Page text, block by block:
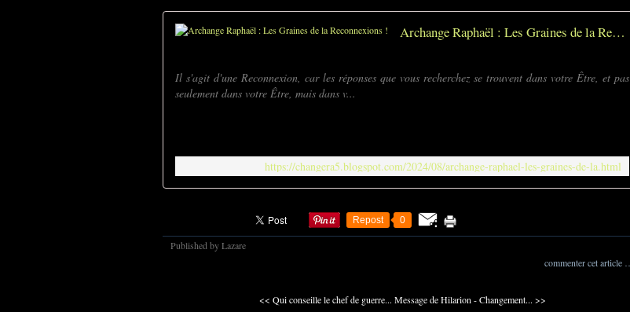
Archange Raphaël : Les Graines de la Reconnexions !
Il s'agit d'une Reconnexion, car les réponses que vous recherchez se trouvent dans votre Être, et pas
seulement dans votre Être, mais dans v...
https://changera5.blogspot.com/2024/08/archange-raphael-les-graines-de-la.html
Repost 0
Published by Lazare
commenter cet article
<< Qui conseille le chef de guerre... Message de Hilarion - Changement... >>